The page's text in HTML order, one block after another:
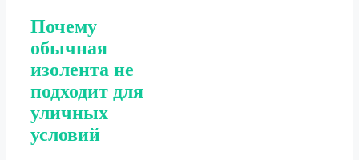
Почему
обычная
изолента не
подходит для
уличных
условий